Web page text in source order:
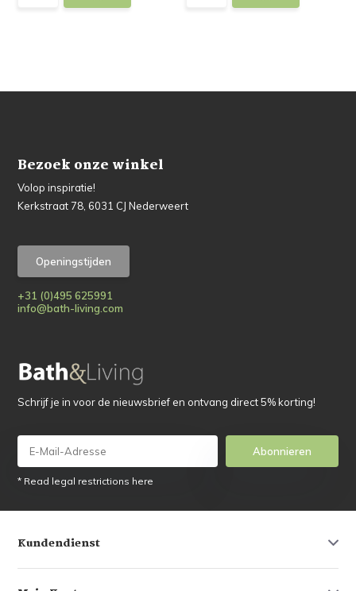
Bezoek onze winkel
Volop inspiratie!
Kerkstraat 78, 6031 CJ Nederweert
Openingstijden
+31 (0)495 625991
info@bath-living.com
Schrijf je in voor de nieuwsbrief en ontvang direct 5% korting!
Abonnieren
* Read legal restrictions here
Kundendienst